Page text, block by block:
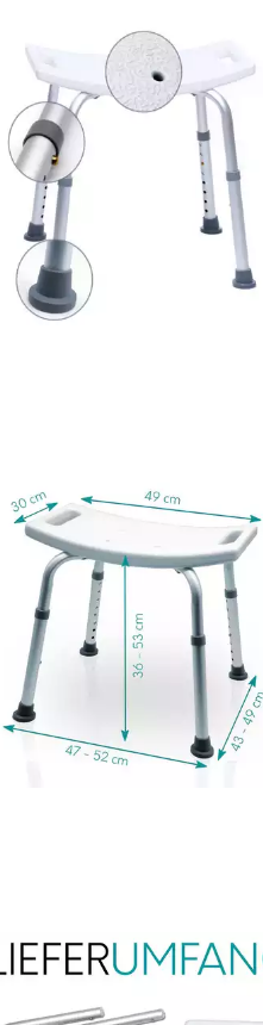
MOBILITY PLUS+
Duschhocker, belastbar bis 136 kg, -
höhenverstellbar - Duschsitz für